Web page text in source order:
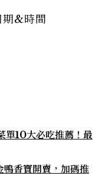
期&時間
10大必吃推薦！最
鴨香寶開賣，加碼推